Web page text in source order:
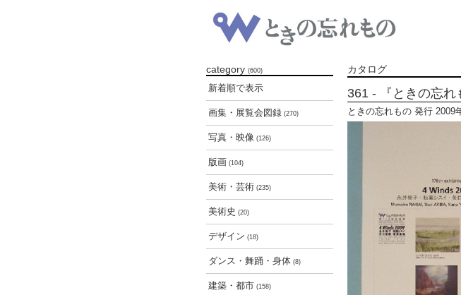
category (600)
新着順で表示
画集・展覧会図録 (270)
写真・映像 (126)
版画 (104)
美術・芸術 (235)
美術史 (20)
デザイン (18)
ダンス・舞踊・身体 (8)
建築・都市 (158)
カタログ
361 - 『ときの忘
ときの忘れもの 発行 2009